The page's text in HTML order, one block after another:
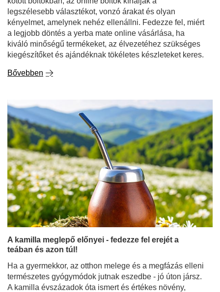
legszélesebb választékot, vonzó árakat és olyan
kényelmet, amelynek nehéz ellenállni. Fedezze fel, miért
a legjobb döntés a yerba mate online vásárlása, ha
kiváló minőségű termékeket, az élvezetéhez szükséges
kiegészítőket és ajándéknak tökéletes készleteket keres.
Bővebben
A kamilla meglepő előnyei - fedezze fel erejét a
teában és azon túl!
Ha a gyermekkor, az otthon melege és a megfázás elleni
természetes gyógymódok jutnak eszedbe - jó úton jársz.
A kamilla évszázadok óta ismert és értékes növény,